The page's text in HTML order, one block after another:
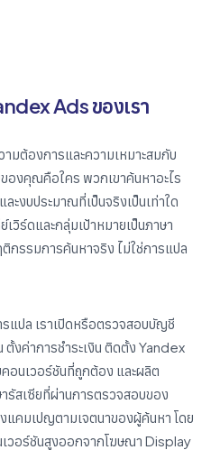
Ads ของเรา
ามต้องการและความเหมาะสมกับ
องคุณคือใคร พวกเขาค้นหาอะไร
ะงบประมาณที่เป็นจริงเป็นเท่าใด
วิร์ดและกลุ่มเป้าหมายเป็นภาษา
กรรมการค้นหาจริง ไม่ใช่การแปล
แปล เราเปิดหรือตรวจสอบบัญชี
งค่าการชำระเงิน ติดตั้ง Yandex
อนเวอร์ชันที่ถูกต้อง และผลิต
รัสเซียที่ผ่านการตรวจสอบของ
แคมเปญตามเจตนาของผู้ค้นหา โดย
วอร์ชันสูงออกจากโฆษณา Display